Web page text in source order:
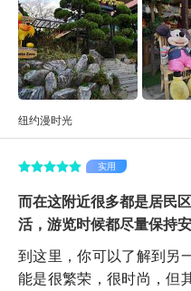
纽约漫时光
实用
而在这附近很多都是居民
活，游览时候都尽量保持
到这里，你可以了解到另
能是很繁荣，很时尚，但